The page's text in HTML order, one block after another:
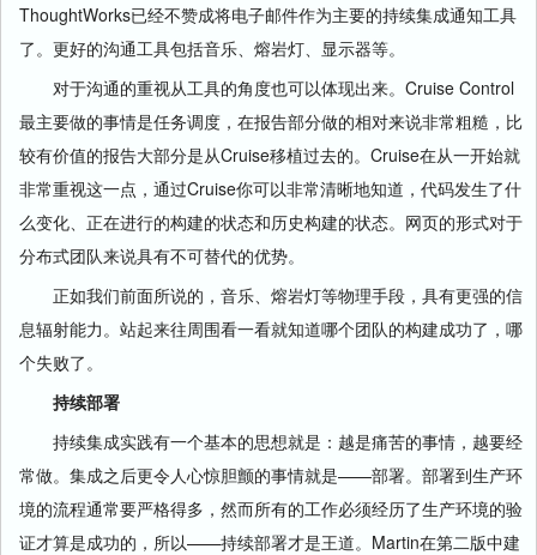
ThoughtWorks已经不赞成将电子邮件作为主要的持续集成通知工具
了。更好的沟通工具包括音乐、熔岩灯、显示器等。
对于沟通的重视从工具的角度也可以体现出来。Cruise Control
最主要做的事情是任务调度，在报告部分做的相对来说非常粗糙，比
较有价值的报告大部分是从Cruise移植过去的。Cruise在从一开始就
非常重视这一点，通过Cruise你可以非常清晰地知道，代码发生了什
么变化、正在进行的构建的状态和历史构建的状态。网页的形式对于
分布式团队来说具有不可替代的优势。
正如我们前面所说的，音乐、熔岩灯等物理手段，具有更强的信
息辐射能力。站起来往周围看一看就知道哪个团队的构建成功了，哪
个失败了。
持续部署
持续集成实践有一个基本的思想就是：越是痛苦的事情，越要经
常做。集成之后更令人心惊胆颤的事情就是——部署。部署到生产环
境的流程通常要严格得多，然而所有的工作必须经历了生产环境的验
证才算是成功的，所以——持续部署才是王道。Martin在第二版中建